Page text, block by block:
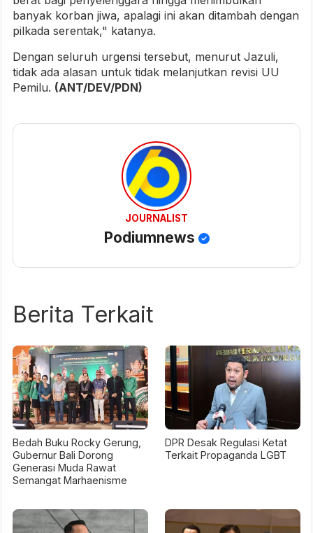
banyak korban jiwa, apalagi ini akan ditambah dengan
pilkada serentak," katanya.
Dengan seluruh urgensi tersebut, menurut Jazuli,
tidak ada alasan untuk tidak melanjutkan revisi UU
Pemilu. (ANT/DEV/PDN)
JOURNALIST
Podiumnews
Berita Terkait
Bedah Buku Rocky Gerung,
Gubernur Bali Dorong
Generasi Muda Rawat
Semangat Marhaenisme
DPR Desak Regulasi Ketat
Terkait Propaganda LGBT